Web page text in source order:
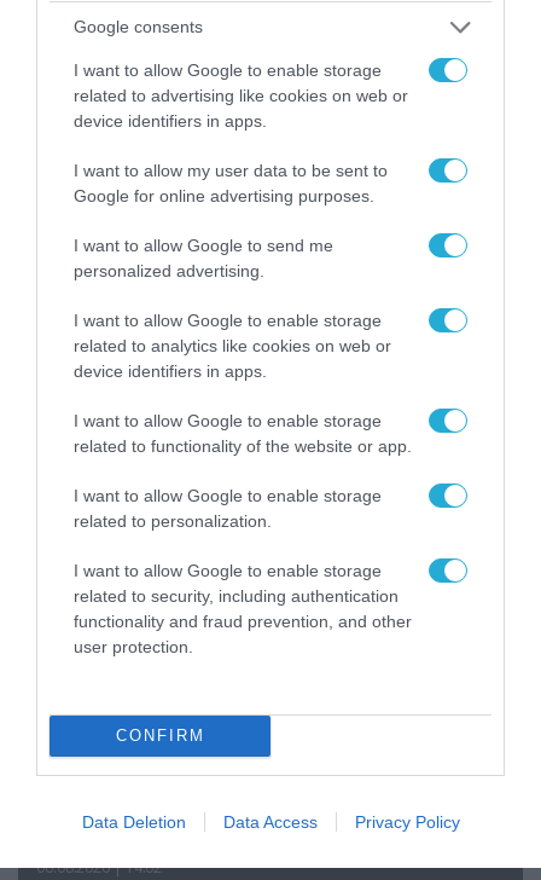
Google consents
I want to allow Google to enable storage
related to advertising like cookies on web or
device identifiers in apps.
I want to allow my user data to be sent to
Google for online advertising purposes.
I want to allow Google to send me
personalized advertising.
I want to allow Google to enable storage
related to analytics like cookies on web or
device identifiers in apps.
I want to allow Google to enable storage
related to functionality of the website or app.
I want to allow Google to enable storage
related to personalization.
I want to allow Google to enable storage
related to security, including authentication
functionality and fraud prevention, and other
user protection.
CONFIRM
Data Deletion Data Access Privacy Policy
08.08.2026 | 09:02
«Η απόλυτη τραγωδία»: Η «αιχμηρή» ανάρτηση
του Αρκά για τα τατουάζ (φωτο)
Κωνσταντίνο Ζούλα από τον ΣΚΑΪ – Ο λόγος της
απομάκρυνσής του
06.08.2026 | 14:02